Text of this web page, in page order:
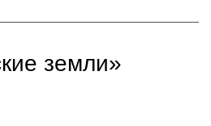
земли»